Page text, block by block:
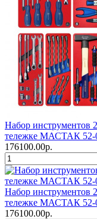
Набор инструментов
тележке МАСТАК 52-
176100.00р.
Набор инструментов
тележке МАСТАК 52-
176100.00р.